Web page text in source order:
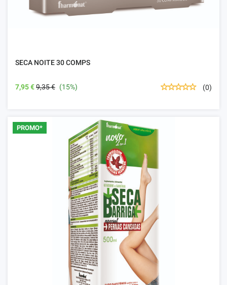
SECA NOITE 30 COMPS
7,95 €9,35 € (15%) (0)
PROMO*